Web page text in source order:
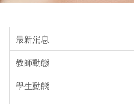
最新消息
教師動態
學生動態